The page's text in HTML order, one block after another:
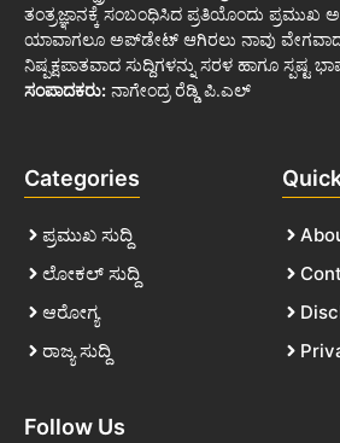
ತಂತ್ರಜ್ಞಾನಕ್ಕೆ ಸಂಬಂಧಿಸಿದ ಪ್ರತಿಯೊಂದು
ಯಾವಾಗಲೂ ಅಪ್‌ಡೇಟ್ ಆಗಿರಲು ನಾವು
ನಿಷ್ಪಕ್ಷಪಾತವಾದ ಸುದ್ದಿಗಳನ್ನು ಸರಳ ಹಾಗೂ ಸ್ಪಷ್ಟ
ಸಂಪಾದಕರು: ನಾಗೇಂದ್ರ ರೆಡ್ಡಿ ಪಿ.ಎಲ್
Categories
ಪ್ರಮುಖ ಸುದ್ದಿ
ಲೋಕಲ್ ಸುದ್ದಿ
ಆರೋಗ್ಯ
ರಾಜ್ಯ ಸುದ್ದಿ
Follow Us